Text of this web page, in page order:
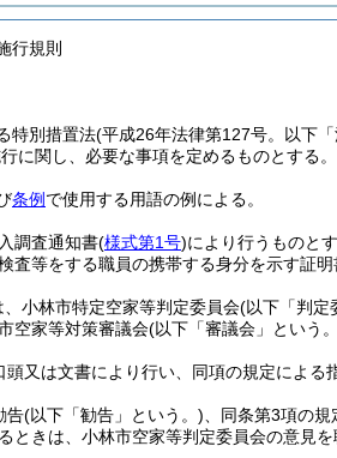
行規則
特別措置法(平成26年法律第127号。以下
に関し、必要な事項を定めるものとする。
条例 で使用する用語の例による。
調査通知書(様式第1号)により行うものとす
査等をする職員の携帯する身分を示す証明
小林市特定空家等判定委員会(以下「判定
空家等対策審議会(以下「審議会」という
又は文書により行い、同項の規定による
告(以下「勧告」という。) 、同条第3項の
ときは、小林市空家等判定委員会の意見を